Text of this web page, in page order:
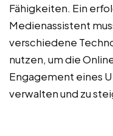
Fähigkeiten. Ein
Medienassistent
verschiedene
nutzen, um die
Engagement eines
verwalten und zu